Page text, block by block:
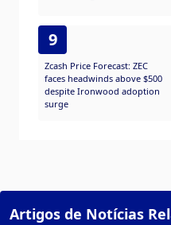
9
Zcash Price Forecast: ZEC
faces headwinds above $500
despite Ironwood adoption
surge
Artigos de Notícias